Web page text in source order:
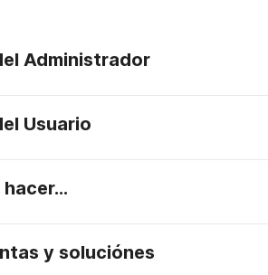
Administrador
Usuario
y soluciónes